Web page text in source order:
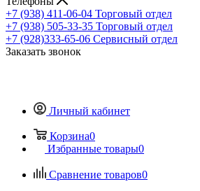
+7 (938) 411-06-04 Торговый отдел
+7 (938) 505-33-35 Торговый отдел
+7 (928)333-65-06 Сервисный отдел
Заказать звонок
Личный кабинет
Корзина0
Избранные товары0
Сравнение товаров0